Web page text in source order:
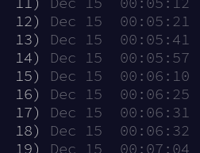
12)
Dec 15  00:05:21
13)
Dec 15  00:05:41
14)
Dec 15  00:05:57
15)
Dec 15  00:06:10
16)
Dec 15  00:06:25
17)
Dec 15  00:06:31
18)
Dec 15  00:06:32
19)
Dec 15  00:07:04